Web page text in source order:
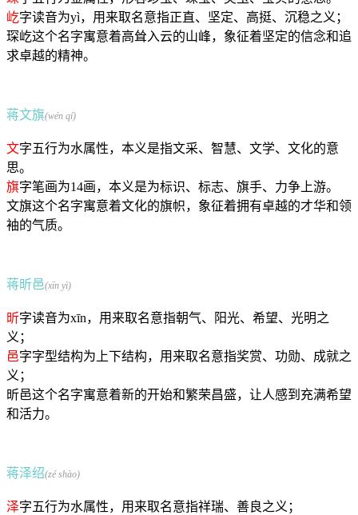
屹字读音为yì，用来取名意指正直、坚定、高挺、沉稳之义；
琛屹这个名字寓意着高耸入云的山峰，象征着坚定的信念和追
求卓越的精神。
蒋文旗(wén qí)
文字五行为水属性，本义是指文采、智慧、文学、文化的意
思。
旗字笔画为14画，本义是为标识、标志、旗手、力争上游。
文旗这个名字寓意着文化的旗帜，象征着拥有卓越的才华和领
袖的气质。
蒋昕邑(xīn yì)
昕字读音为xīn，用来取名意指朝气、阳光、希望、光明之
义；
邑字字型结构为上下结构，用来取名意指奖赏、功勋、成就之
义；
昕邑这个名字寓意着新的开始和繁荣昌盛，让人感到充满希望
和活力。
蒋泽绍(zé shào)
泽字五行为水属性，用来取名意指祥瑞、善良之义；